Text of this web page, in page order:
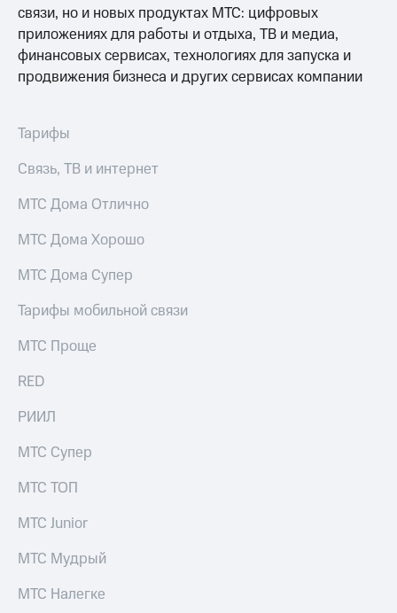
МТС
о технологиях
Достижения
отчетность
Контакты
Новости
в
регионе
и акционерам
Корпоративное
акционерам
ПАО
Собрания
Личный
кабинет
Акционерный
связи, но и новых продуктах МТС: цифровых
приложениях для работы и отдыха, ТВ и медиа,
финансовых сервисах, технологиях для запуска и
продвижения бизнеса и других сервисах компании
Тарифы
Связь, ТВ и интернет
МТС Дома Отлично
МТС Дома Хорошо
МТС Дома Супер
Тарифы мобильной связи
МТС Проще
RED
РИИЛ
МТС Супер
МТС ТОП
МТС Junior
МТС Мудрый
МТС Налегке